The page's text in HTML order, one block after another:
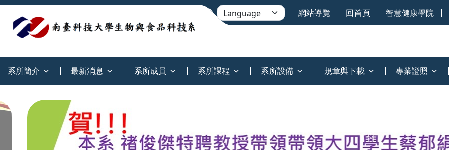
網站導覽 回首頁 智慧健康學院
系所簡介 最新消息 系所成員 系所課程 系所設備 規章與下載 專業證照